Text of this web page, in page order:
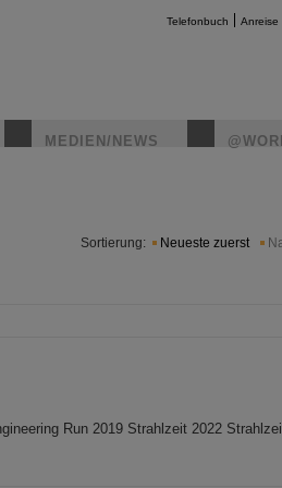
Telefonbuch Anreise
MEDIEN/NEWS
Sortierung: Neueste zuerst
Run 2019 Strahlzeit 2022